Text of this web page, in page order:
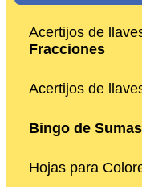
Acertijos de
Fracciones
Acertijos de
Bingo de Sumas
Hojas para